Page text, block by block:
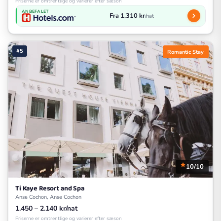
ANBEFALET Fra 1.310 kr/nat
#5 Romantic Stay
10/10
Ti Kaye Resort and Spa
Anse Cochon, Anse Cochon
1.450 – 2.140 kr/nat
Priserne er omtrentlige og varierer efter sæson